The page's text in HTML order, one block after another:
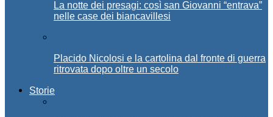
La notte dei presagi: così san Giovanni “entrava”
nelle case dei biancavillesi
Placido Nicolosi e la cartolina dal fronte di guerra
ritrovata dopo oltre un secolo
Storie